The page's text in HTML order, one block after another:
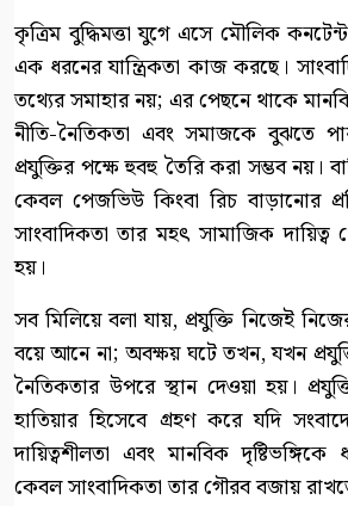
কৃত্রিম বুদ্ধিমত্তা যুগে এসে মৌলিক
এক ধরনের যান্ত্রিকতা কাজ করছে।
তথ্যের সমাহার নয়; এর পেছনে থাকে
নীতি-নৈতিকতা এবং সমাজকে বুঝতে
প্রযুক্তির পক্ষে হুবহু তৈরি করা সম্ভব নয়।
কেবল পেজভিউ কিংবা রিচ বাড়ানোর
সাংবাদিকতা তার মহৎ সামাজিক দায়িত্ব
হয়।
সব মিলিয়ে বলা যায়, প্রযুক্তি নিজেই
বয়ে আনে না; অবক্ষয় ঘটে তখন, যখন
নৈতিকতার উপরে স্থান দেওয়া হয়।
হাতিয়ার হিসেবে গ্রহণ করে যদি
দায়িত্বশীলতা এবং মানবিক
কেবল সাংবাদিকতা তার গৌরব বজায়